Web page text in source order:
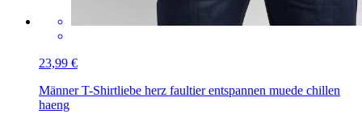
23,99 €
Männer T-Shirtliebe herz faultier entspannen muede chillen
haeng